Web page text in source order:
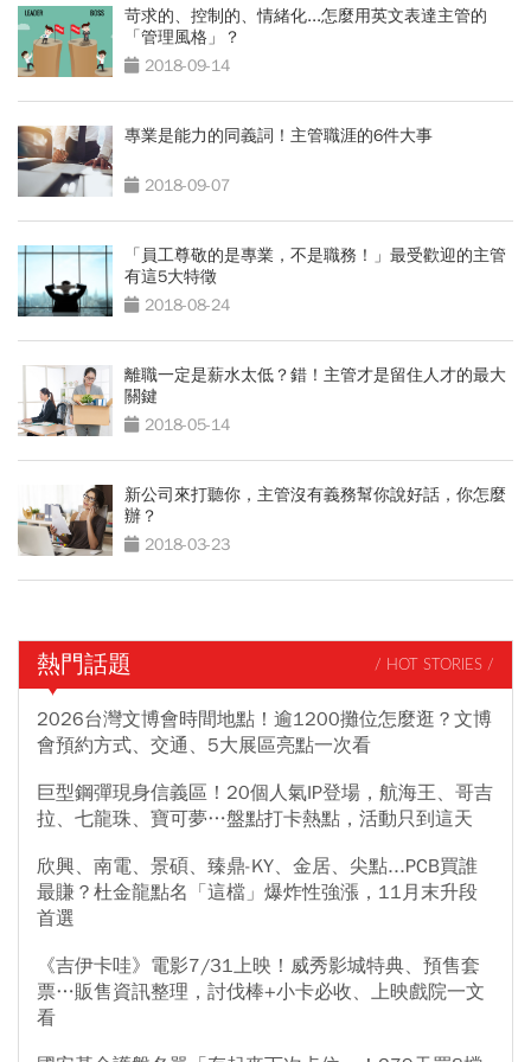
苛求的、控制的、情緒化...怎麼用英文表達主管的
「管理風格」？
2018-09-14
專業是能力的同義詞！主管職涯的6件大事
2018-09-07
「員工尊敬的是專業，不是職務！」最受歡迎的主管
有這5大特徵
2018-08-24
離職一定是薪水太低？錯！主管才是留住人才的最大
關鍵
2018-05-14
新公司來打聽你，主管沒有義務幫你說好話，你怎麼
辦？
2018-03-23
熱門話題 / HOT STORIES /
2026台灣文博會時間地點！逾1200攤位怎麼逛？文博
會預約方式、交通、5大展區亮點一次看
巨型鋼彈現身信義區！20個人氣IP登場，航海王、哥吉
拉、七龍珠、寶可夢…盤點打卡熱點，活動只到這天
欣興、南電、景碩、臻鼎-KY、金居、尖點...PCB買誰
最賺？杜金龍點名「這檔」爆炸性強漲，11月末升段
首選
《吉伊卡哇》電影7/31上映！威秀影城特典、預售套
票…販售資訊整理，討伐棒+小卡必收、上映戲院一文
看